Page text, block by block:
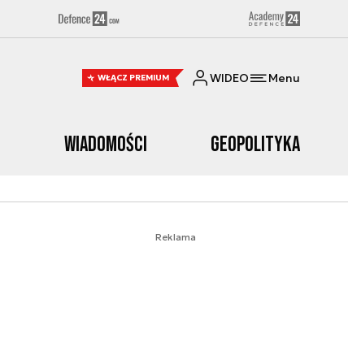
WŁĄCZ PREMIUM WIDEO Menu
Wiadomości Geopolityka
Reklama